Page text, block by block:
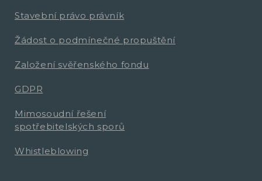
Stavební právo právník
Žádost o podmínečné propuštění
Založení svěřenského fondu
GDPR
Mimosoudní řešení
spotřebitelských sporů
Whistleblowing